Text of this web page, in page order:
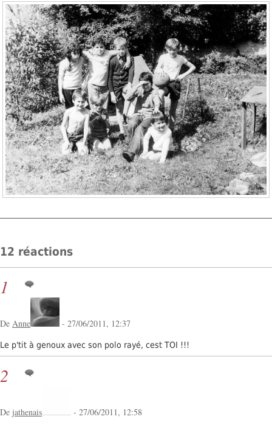
12 réactions
1
De Anne - 27/06/2011, 12:37
Le p'tit à genoux avec son polo rayé, cest TOI !!!
2
De jathenais - 27/06/2011, 12:58